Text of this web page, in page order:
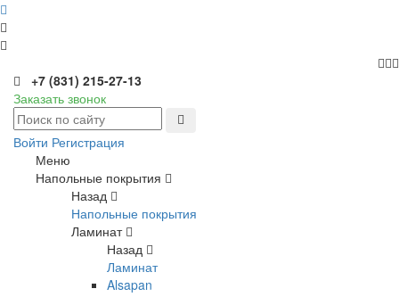
+7 (831) 215-27-13
Заказать звонок
Войти Регистрация
Меню
Напольные покрытия
Назад
Напольные покрытия
Ламинат
Назад
Ламинат
Alsapan